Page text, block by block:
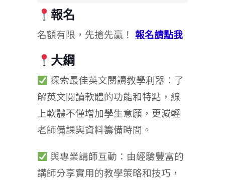
報名
名額有限，先搶先贏！ 報名請點我
大綱
探索最佳英文閱讀教學利器：了
解英文閱讀軟體的功能和特點，線
上軟體不僅增加學生意願，更減輕
老師備課與資料籌備時間。
與專業講師互動：由經驗豐富的
講師分享實用的教學策略和技巧，